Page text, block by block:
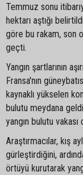
Temmuz sonu
hektarı aştığı
göre bu rakam, son
geçti.
Yangın şartlarının
Fransa'nın
kaynaklı yükselen
bulutu meydana
yangın bulutu vakası
Araştırmacılar, kış
gürleştirdiğini,
örtüyü kurutarak